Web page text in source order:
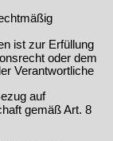
ist zur Erfüllung
oder dem
Verantwortliche
auf
gemäß Art. 8